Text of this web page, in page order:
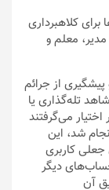
کلاهبرداری
مدیر، معلم و
از جرائم
تله‌گذاری یا
می‌گرفتند
شد، این
کاربری
دیگر
آن